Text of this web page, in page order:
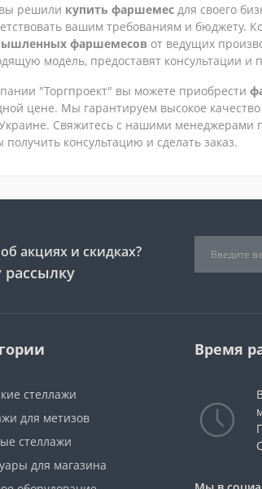
решили купить фаршемесдля своего
вашим требованиям и бюджету.
фаршемесовот ведущих
модель, предоставят консультации и
"Торгпроект" вы можете приобрести
цене. Мы гарантируем высокое
Свяжитесь с нашими менеджерами
получить консультацию и сделать заказ.
акциях и скидках?
стеллажи
для метизов
стеллажи
для магазина
Время